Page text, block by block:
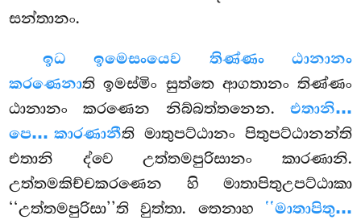
සන්තානං.
ඉධ ඉමෙසංයෙව තිණ්ණං ඨානානං
කරණෙනාති ඉමස්මිං සුත්තෙ ආගතානං තිණ්ණං
ඨානානං කරණෙන නිබ්බත්තනෙන. එතානි…
පෙ… කාරණානීති මාතුපට්ඨානං පිතුපට්ඨානන්ති
එතානි ද්වෙ උත්තමපුරිසානං කාරණානි.
උත්තමකිච්චකරණෙන හි මාතාපිතුඋපට්ඨාකා
‘‘උත්තමපුරිසා’’ති වුත්තා. තෙනාහ ‘‘මාතාපිතු…